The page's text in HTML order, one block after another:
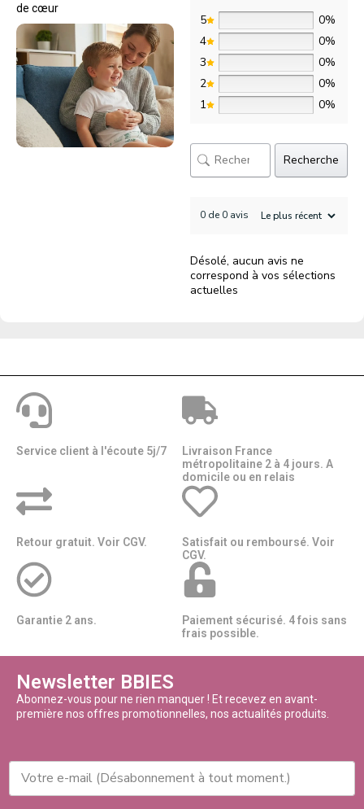
de cœur
5
0%
4
0%
3
0%
2
0%
1
0%
Recherche
0 de 0 avis
Désolé, aucun avis ne
correspond à vos sélections
actuelles
Service client à l'écoute 5j/7
Livraison France
métropolitaine 2 à 4 jours. A
domicile ou en relais​​
Retour gratuit. Voir CGV.
Satisfait ou remboursé. Voir
CGV.
Garantie 2 ans.
Paiement sécurisé. 4 fois sans
frais possible.
Newsletter BBIES
Abonnez-vous pour ne rien manquer ! Et recevez en avant-
première nos offres promotionnelles, nos actualités produits.